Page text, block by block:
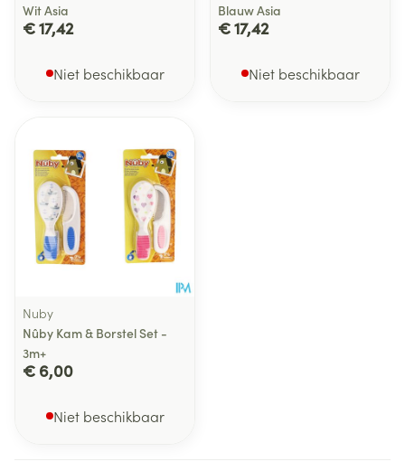
Wit Asia
€ 17,42
Niet beschikbaar
Blauw Asia
€ 17,42
Niet beschikbaar
Nuby
Nûby Kam & Borstel Set -
3m+
€ 6,00
Niet beschikbaar